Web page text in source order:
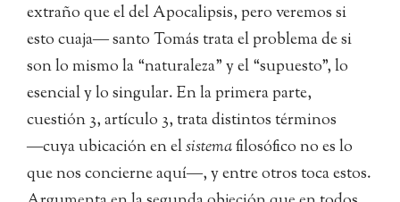
extraño que el del Apocalipsis, pero veremos si
esto cuaja― santo Tomás trata el problema de si
son lo mismo la “naturaleza” y el “supuesto”, lo
esencial y lo singular. En la primera parte,
cuestión 3, artículo 3, trata distintos términos
―cuya ubicación en elsistemafilosófico no es lo
que nos concierne aquí―, y entre otros toca estos.